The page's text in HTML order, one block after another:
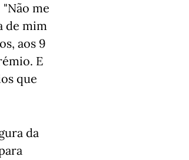
me
de mim
aos 9
E
que
da